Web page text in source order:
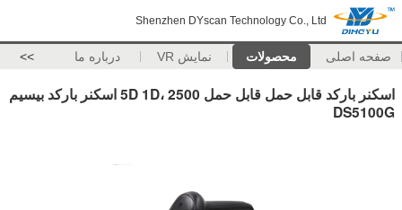
Shenzhen DYscan Technology Co., Ltd
صفحه اصلی محصولات نمایش VR درباره ما >>
اسکنر بارکد قابل حمل قابل حمل 5D 1D، 2500 اسکنر بارکد بیسیم
DS5100G